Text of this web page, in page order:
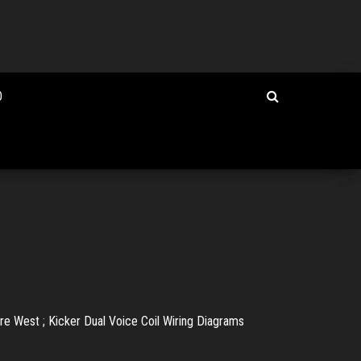
West ; Kicker Dual Voice Coil Wiring Diagrams